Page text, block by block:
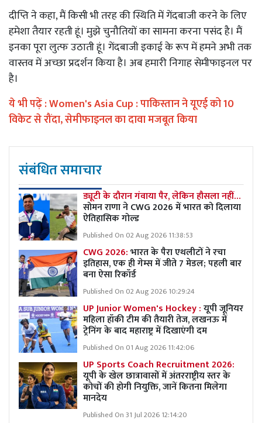
दीप्ति ने कहा, मैं किसी भी तरह की स्थिति में गेंदबाजी करने के लिए
हमेशा तैयार रहती हूं। मुझे चुनौतियों का सामना करना पसंद है। मैं
इनका पूरा लुत्फ उठाती हूं। गेंदबाजी इकाई के रूप में हमने अभी तक
वास्तव में अच्छा प्रदर्शन किया है। अब हमारी निगाह सेमीफाइनल पर
है।
ये भी पढ़ें :Women's Asia Cup : पाकिस्तान ने यूएई को 10
विकेट से रौंदा, सेमीफाइनल का दावा मजबूत किया
संबंधित समाचार
ड्यूटी के दौरान गंवाया पैर, लेकिन हौसला नहीं…
सोमन राणा ने CWG 2026 में भारत को दिलाया
ऐतिहासिक गोल्ड
Published On 02 Aug 2026 11:38:53
CWG 2026:भारत के पैरा एथलीटों ने रचा
इतिहास, एक ही गेम्स में जीते 7 मेडल; पहली बार
बना ऐसा रिकॉर्ड
Published On 02 Aug 2026 10:29:24
UP Junior Women's Hockey :यूपी जूनियर
महिला हॉकी टीम की तैयारी तेज, लखनऊ में
ट्रेनिंग के बाद महाराष्ट्र में दिखाएंगी दम
Published On 01 Aug 2026 11:42:06
UP Sports Coach Recruitment 2026:
यूपी के खेल छात्रावासों में अंतरराष्ट्रीय स्तर के
कोचों की होगी नियुक्ति, जानें कितना मिलेगा
मानदेय
Published On 31 Jul 2026 12:14:20